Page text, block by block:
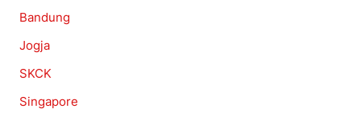
Bandung
Jogja
SKCK
Singapore